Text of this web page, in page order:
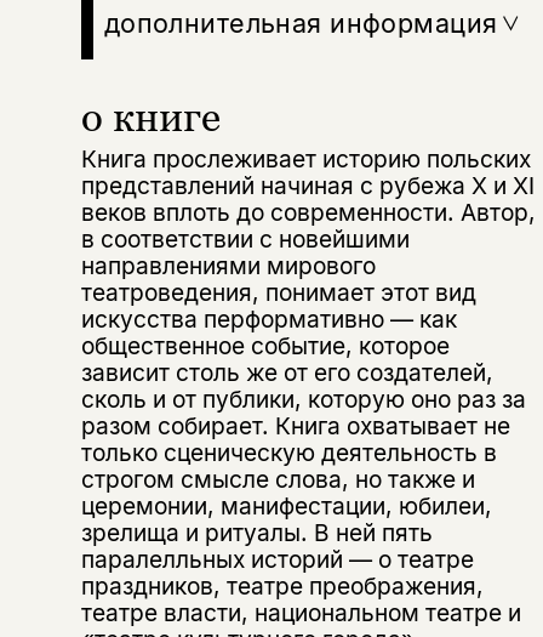
о книге
Книга прослеживает историю польских
представлений начиная с рубежа X и XI
веков вплоть до современности. Автор,
в соответствии с новейшими
направлениями мирового
театроведения, понимает этот вид
искусства перформативно — как
общественное событие, которое
зависит столь же от его создателей,
сколь и от публики, которую оно раз за
разом собирает. Книга охватывает не
только сценическую деятельность в
строгом смысле слова, но также и
церемонии, манифестации, юбилеи,
зрелища и ритуалы. В ней пять
паралелльных историй — о театре
праздников, театре преображения,
театре власти, национальном театре и
дополнительная информация